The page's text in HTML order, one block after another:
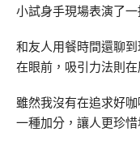
小試身手現場表演了一
和友人用餐時間還聊
在眼前，吸引力法則
雖然我沒有在追求好
一種加分，讓人更珍